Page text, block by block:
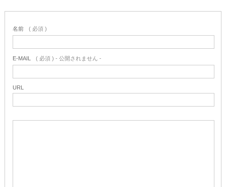
名前 ( 必須 )
E-MAIL ( 必須 ) - 公開されません -
URL